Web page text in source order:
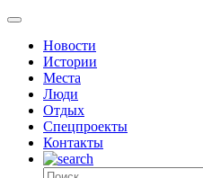
Новости
Истории
Места
Люди
Отдых
Спецпроекты
Контакты